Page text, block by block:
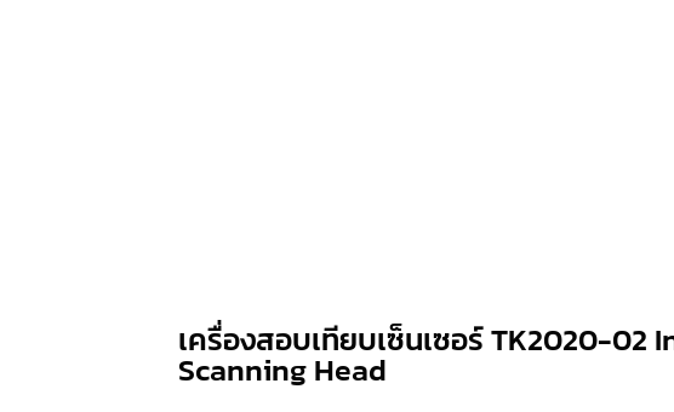
เครื่องสอบเทียบเซ็นเซอร์ TK2020-02
Scanning Head